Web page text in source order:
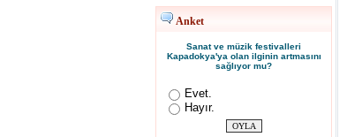
Anket
Sanat ve müzik festivalleri
Kapadokya'ya olan ilginin artmasını
sağlıyor mu?
Evet.
Hayır.